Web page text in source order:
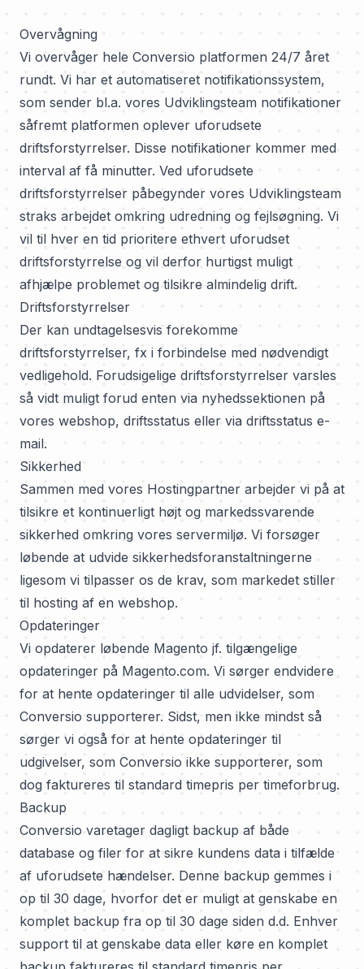
Overvågning
Vi overvåger hele Conversio platformen 24/7 året
rundt. Vi har et automatiseret notifikationssystem,
som sender bl.a. vores Udviklingsteam notifikationer
såfremt platformen oplever uforudsete
driftsforstyrrelser. Disse notifikationer kommer med
interval af få minutter. Ved uforudsete
driftsforstyrrelser påbegynder vores Udviklingsteam
straks arbejdet omkring udredning og fejlsøgning. Vi
vil til hver en tid prioritere ethvert uforudset
driftsforstyrrelse og vil derfor hurtigst muligt
afhjælpe problemet og tilsikre almindelig drift.
Driftsforstyrrelser
Der kan undtagelsesvis forekomme
driftsforstyrrelser, fx i forbindelse med nødvendigt
vedligehold. Forudsigelige driftsforstyrrelser varsles
så vidt muligt forud enten via nyhedssektionen på
vores webshop, driftsstatus eller via driftsstatus e-
mail.
Sikkerhed
Sammen med vores Hostingpartner arbejder vi på at
tilsikre et kontinuerligt højt og markedssvarende
sikkerhed omkring vores servermiljø. Vi forsøger
løbende at udvide sikkerhedsforanstaltningerne
ligesom vi tilpasser os de krav, som markedet stiller
til hosting af en webshop.
Opdateringer
Vi opdaterer løbende Magento jf. tilgængelige
opdateringer på Magento.com. Vi sørger endvidere
for at hente opdateringer til alle udvidelser, som
Conversio supporterer. Sidst, men ikke mindst så
sørger vi også for at hente opdateringer til
udgivelser, som Conversio ikke supporterer, som
dog faktureres til standard timepris per timeforbrug.
Backup
Conversio varetager dagligt backup af både
database og filer for at sikre kundens data i tilfælde
af uforudsete hændelser. Denne backup gemmes i
op til 30 dage, hvorfor det er muligt at genskabe en
komplet backup fra op til 30 dage siden d.d. Enhver
support til at genskabe data eller køre en komplet